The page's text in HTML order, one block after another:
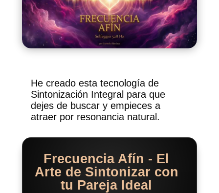
He creado esta tecnología de
Sintonización Integral para que
dejes de buscar y empieces a
atraer por resonancia natural.
Frecuencia Afín - El
Arte de Sintonizar con
tu Pareja Ideal